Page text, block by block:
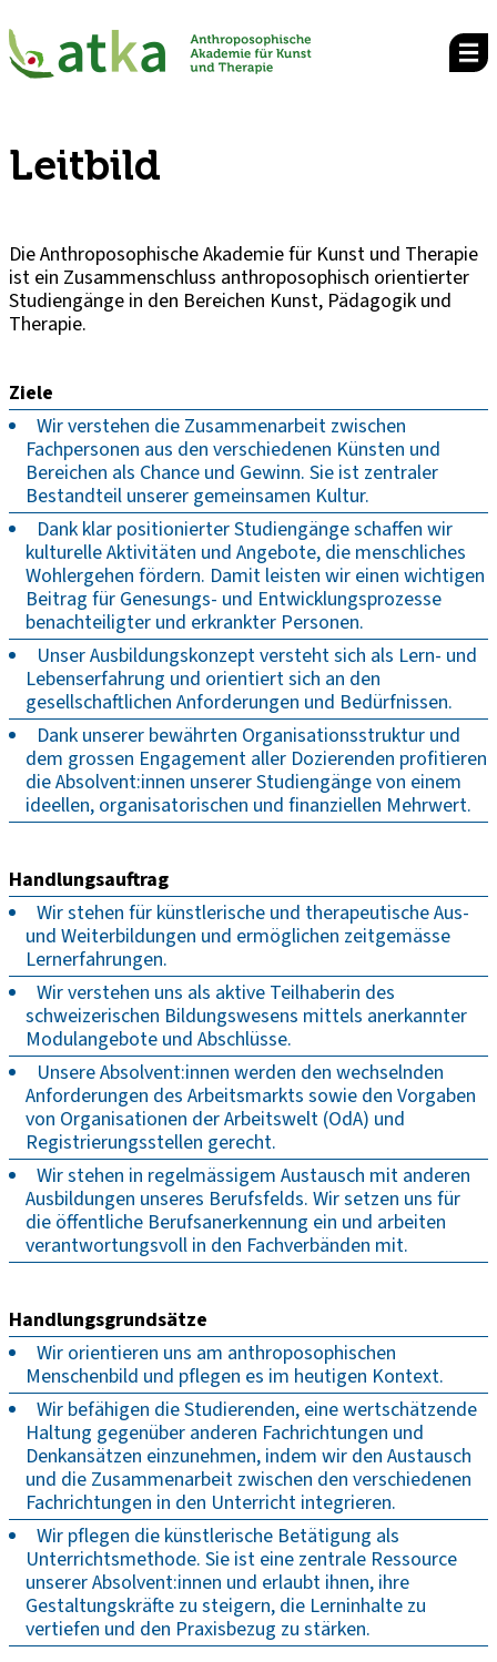
Leitbild
Die Anthroposophische Akademie für Kunst und Therapie
ist ein Zusammenschluss anthroposophisch orientierter
Studiengänge in den Bereichen Kunst, Pädagogik und
Therapie.
Ziele
Wir verstehen die Zusammenarbeit zwischen
Fachpersonen aus den verschiedenen Künsten und
Bereichen als Chance und Gewinn. Sie ist zentraler
Bestandteil unserer gemeinsamen Kultur.
Dank klar positionierter Studiengänge schaffen wir
kulturelle Aktivitäten und Angebote, die menschliches
Wohlergehen fördern. Damit leisten wir einen wichtigen
Beitrag für Genesungs- und Entwicklungsprozesse
benachteiligter und erkrankter Personen.
Unser Ausbildungskonzept versteht sich als Lern- und
Lebenserfahrung und orientiert sich an den
gesellschaftlichen Anforderungen und Bedürfnissen.
Dank unserer bewährten Organisationsstruktur und
dem grossen Engagement aller Dozierenden profitieren
die Absolvent:innen unserer Studiengänge von einem
ideellen, organisatorischen und finanziellen Mehrwert.
Handlungsauftrag
Wir stehen für künstlerische und therapeutische Aus-
und Weiterbildungen und ermöglichen zeitgemässe
Lernerfahrungen.
Wir verstehen uns als aktive Teilhaberin des
schweizerischen Bildungswesens mittels anerkannter
Modulangebote und Abschlüsse.
Unsere Absolvent:innen werden den wechselnden
Anforderungen des Arbeitsmarkts sowie den Vorgaben
von Organisationen der Arbeitswelt (OdA) und
Registrierungsstellen gerecht.
Wir stehen in regelmässigem Austausch mit anderen
Ausbildungen unseres Berufsfelds. Wir setzen uns für
die öffentliche Berufsanerkennung ein und arbeiten
verantwortungsvoll in den Fachverbänden mit.
Handlungsgrundsätze
Wir orientieren uns am anthroposophischen
Menschenbild und pflegen es im heutigen Kontext.
Wir befähigen die Studierenden, eine wertschätzende
Haltung gegenüber anderen Fachrichtungen und
Denkansätzen einzunehmen, indem wir den Austausch
und die Zusammenarbeit zwischen den verschiedenen
Fachrichtungen in den Unterricht integrieren.
Wir pflegen die künstlerische Betätigung als
Unterrichtsmethode. Sie ist eine zentrale Ressource
unserer Absolvent:innen und erlaubt ihnen, ihre
Gestaltungskräfte zu steigern, die Lerninhalte zu
vertiefen und den Praxisbezug zu stärken.